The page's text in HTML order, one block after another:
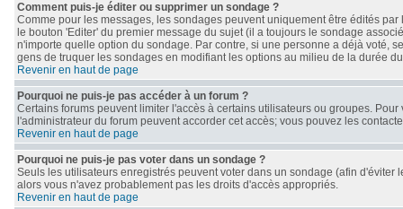
Comment puis-je éditer ou supprimer un sondage ?
Comme pour les messages, les sondages peuvent uniquement être édités
le bouton 'Editer' du premier message du sujet (il a toujours le sondage
n'importe quelle option du sondage. Par contre, si une personne a déjà voté,
gens de truquer les sondages en modifiant les options au milieu de la durée
Revenir en haut de page
Pourquoi ne puis-je pas accéder à un forum ?
Certains forums peuvent limiter l'accès à certains utilisateurs ou groupes.
l'administrateur du forum peuvent accorder cet accès; vous pouvez les
Revenir en haut de page
Pourquoi ne puis-je pas voter dans un sondage ?
Seuls les utilisateurs enregistrés peuvent voter dans un sondage (afin
alors vous n'avez probablement pas les droits d'accès appropriés.
Revenir en haut de page